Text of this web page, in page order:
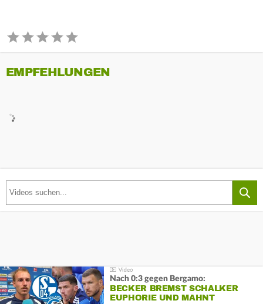
EMPFEHLUNGEN
Nach 0:3 gegen Bergamo:
BECKER BREMST SCHALKER
EUPHORIE UND MAHNT